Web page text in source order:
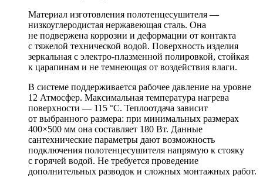
Материал изготовления полотенцесушителя —
низкоуглеродистая нержавеющая сталь. Она
не подвержена коррозии и деформации от контакта
с тяжелой технической водой. Поверхность изделия
зеркальная с электро-плазменной полировкой, стойкая
к царапинам и не темнеющая от воздействия влаги.
В системе поддерживается рабочее давление на уровне
12 Атмосфер. Максимальная температура нагрева
поверхности — 115 °C. Теплоотдача зависит
от выбранного размера: при минимальных размерах
400×500 мм она составляет 180 Вт. Данные
сантехнические параметры дают возможность
подключения полотенцесушителя напрямую к стояку
с горячей водой. Не требуется проведение
дополнительных разводок и сложных монтажных работ.